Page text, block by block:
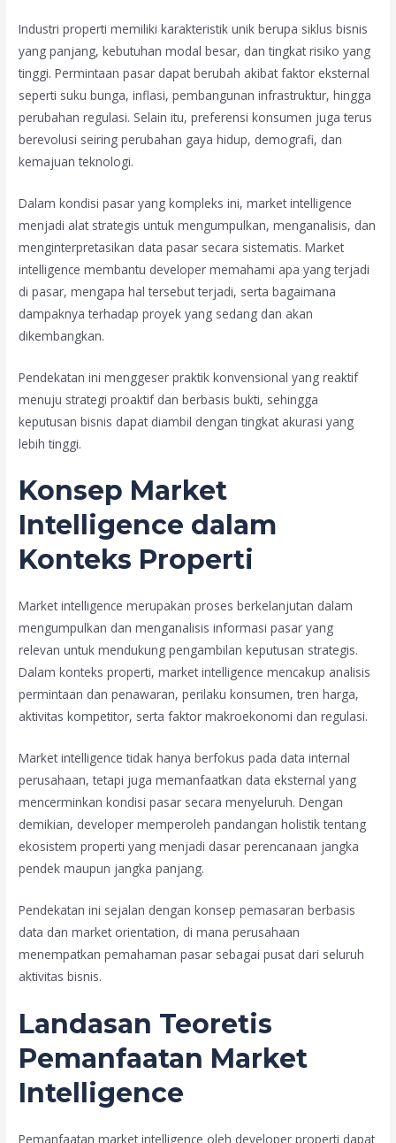
Industri properti memiliki karakteristik unik berupa siklus bisnis
yang panjang, kebutuhan modal besar, dan tingkat risiko yang
tinggi. Permintaan pasar dapat berubah akibat faktor eksternal
seperti suku bunga, inflasi, pembangunan infrastruktur, hingga
perubahan regulasi. Selain itu, preferensi konsumen juga terus
berevolusi seiring perubahan gaya hidup, demografi, dan
kemajuan teknologi.
Dalam kondisi pasar yang kompleks ini, market intelligence
menjadi alat strategis untuk mengumpulkan, menganalisis, dan
menginterpretasikan data pasar secara sistematis. Market
intelligence membantu developer memahami apa yang terjadi
di pasar, mengapa hal tersebut terjadi, serta bagaimana
dampaknya terhadap proyek yang sedang dan akan
dikembangkan.
Pendekatan ini menggeser praktik konvensional yang reaktif
menuju strategi proaktif dan berbasis bukti, sehingga
keputusan bisnis dapat diambil dengan tingkat akurasi yang
lebih tinggi.
Konsep Market
Intelligence dalam
Konteks Properti
Market intelligence merupakan proses berkelanjutan dalam
mengumpulkan dan menganalisis informasi pasar yang
relevan untuk mendukung pengambilan keputusan strategis.
Dalam konteks properti, market intelligence mencakup analisis
permintaan dan penawaran, perilaku konsumen, tren harga,
aktivitas kompetitor, serta faktor makroekonomi dan regulasi.
Market intelligence tidak hanya berfokus pada data internal
perusahaan, tetapi juga memanfaatkan data eksternal yang
mencerminkan kondisi pasar secara menyeluruh. Dengan
demikian, developer memperoleh pandangan holistik tentang
ekosistem properti yang menjadi dasar perencanaan jangka
pendek maupun jangka panjang.
Pendekatan ini sejalan dengan konsep pemasaran berbasis
data dan market orientation, di mana perusahaan
menempatkan pemahaman pasar sebagai pusat dari seluruh
aktivitas bisnis.
Landasan Teoretis
Pemanfaatan Market
Intelligence
Pemanfaatan market intelligence oleh developer properti dapat